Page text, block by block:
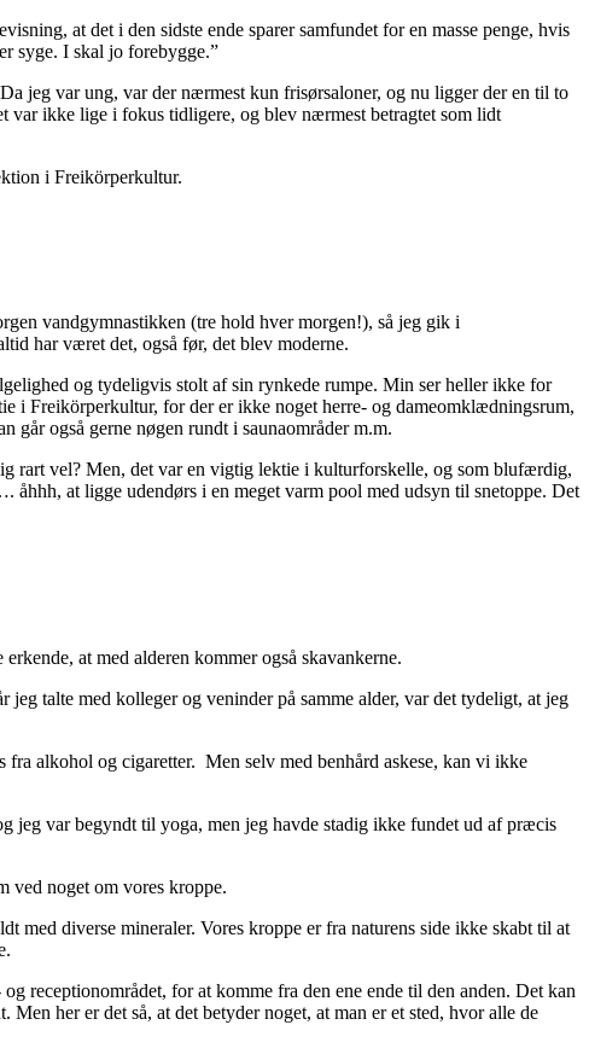
at det i den sidste ende sparer samfundet for en masse penge, hvis
syge. I skal jo forebygge.”
jeg var ung, var der nærmest kun frisørsaloner, og nu ligger der en til to
var ikke lige i fokus tidligere, og blev nærmest betragtet som lidt
i Freikörperkultur.
vandgymnastikken (tre hold hver morgen!), så jeg gik i
har været det, også før, det blev moderne.
og tydeligvis stolt af sin rynkede rumpe. Min ser heller ikke for
i Freikörperkultur, for der er ikke noget herre- og dameomklædningsrum,
går også gerne nøgen rundt i saunaområder m.m.
rart vel? Men, det var en vigtig lektie i kulturforskelle, og som blufærdig,
at ligge udendørs i en meget varm pool med udsyn til snetoppe. Det
at med alderen kommer også skavankerne.
talte med kolleger og veninder på samme alder, var det tydeligt, at jeg
alkohol og cigaretter. Men selv med benhård askese, kan vi ikke
jeg var begyndt til yoga, men jeg havde stadig ikke fundet ud af præcis
ved noget om vores kroppe.
med diverse mineraler. Vores kroppe er fra naturens side ikke skabt til at
receptionområdet, for at komme fra den ene ende til den anden. Det kan
her er det så, at det betyder noget, at man er et sted, hvor alle de